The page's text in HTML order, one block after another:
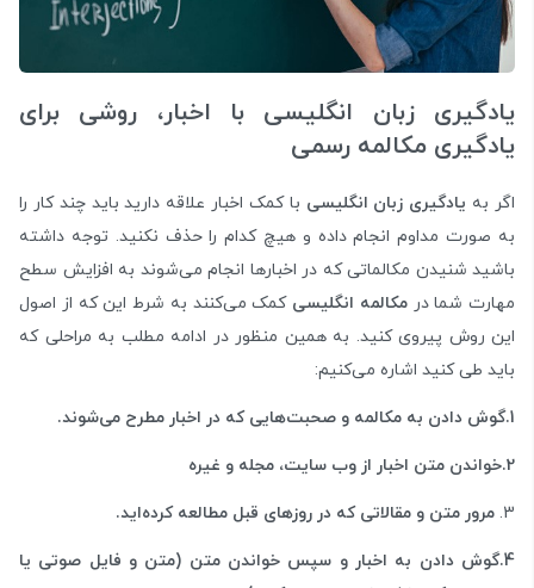
یادگیری زبان انگلیسی با اخبار، روشی برای
یادگیری مکالمه رسمی
اگر به یادگیری زبان انگلیسی با کمک اخبار علاقه دارید باید چند کار را
به صورت مداوم انجام داده و هیچ کدام را حذف نکنید. توجه داشته
باشید شنیدن مکالماتی که در اخبارها انجام می‌شوند به افزایش سطح
مهارت شما درمکالمه انگلیسی کمک می‌کنند به شرط این که از اصول
این روش پیروی کنید. به همین منظور در ادامه مطلب به مراحلی که
باید طی کنید اشاره می‌کنیم:
1.گوش دادن به مکالمه و صحبت‌هایی که در اخبار مطرح می‌شوند.
2.خواندن متن اخبار از وب سایت، مجله و غیره
مرور متن و مقالاتی که در روزهای قبل مطالعه کرده‌اید.
4.گوش دادن به اخبار و سپس خواندن متن (متن و فایل صوتی یا